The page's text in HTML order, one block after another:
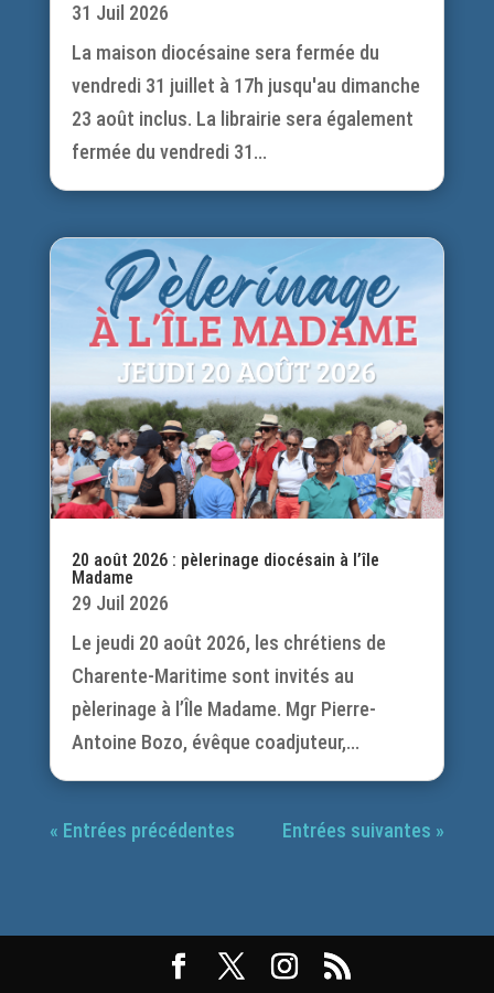
31 Juil 2026
La maison diocésaine sera fermée du
vendredi 31 juillet à 17h jusqu'au dimanche
23 août inclus. La librairie sera également
fermée du vendredi 31...
20 août 2026 : pèlerinage diocésain à l’île
Madame
29 Juil 2026
Le jeudi 20 août 2026, les chrétiens de
Charente-Maritime sont invités au
pèlerinage à l’Île Madame. Mgr Pierre-
Antoine Bozo, évêque coadjuteur,...
« Entrées précédentes Entrées suivantes »